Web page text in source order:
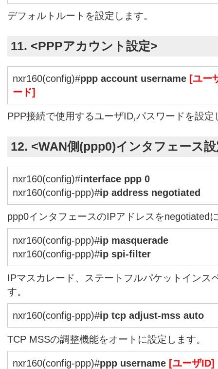
デフォルトルートを設定します。
11. <PPPアカウント設定>
nxr160(config)#ppp account username [ユー
ード]
PPP接続で使用するユーザID,パスワードを設定
12. <WAN側(ppp0)インタフェース
nxr160(config)#interface ppp 0
nxr160(config-ppp)#ip address negotiated
ppp0インタフェースのIPアドレスをnegotiated
nxr160(config-ppp)#ip masquerade
nxr160(config-ppp)#ip spi-filter
IPマスカレード、ステートフルパケットインス
す。
nxr160(config-ppp)#ip tcp adjust-mss auto
TCP MSSの調整機能をオートに設定します。
nxr160(config-ppp)#ppp username [ユーザID]